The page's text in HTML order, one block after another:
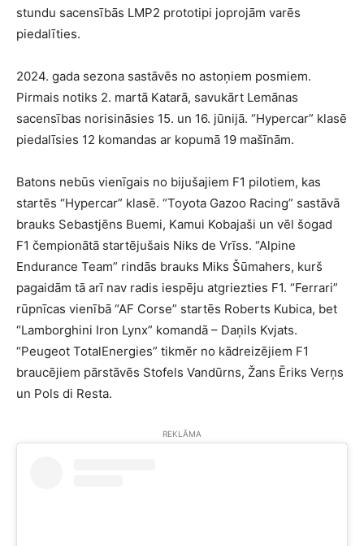
stundu sacensībās LMP2 prototipi joprojām varēs
piedalīties.
2024. gada sezona sastāvēs no astoņiem posmiem.
Pirmais notiks 2. martā Katarā, savukārt Lemānas
sacensības norisināsies 15. un 16. jūnijā. “Hypercar” klasē
piedalīsies 12 komandas ar kopumā 19 mašīnām.
Batons nebūs vienīgais no bijušajiem F1 pilotiem, kas
startēs “Hypercar” klasē. “Toyota Gazoo Racing” sastāvā
brauks Sebastjēns Buemi, Kamui Kobajaši un vēl šogad
F1 čempionātā startējušais Niks de Vrīss. “Alpine
Endurance Team” rindās brauks Miks Šūmahers, kurš
pagaidām tā arī nav radis iespēju atgriezties F1. “Ferrari”
rūpnīcas vienībā “AF Corse” startēs Roberts Kubica, bet
“Lamborghini Iron Lynx” komandā – Daņils Kvjats.
“Peugeot TotalEnergies” tikmēr no kādreizējiem F1
braucējiem pārstāvēs Stofels Vandūrns, Žans Ēriks Verņs
un Pols di Resta.
REKLĀMA